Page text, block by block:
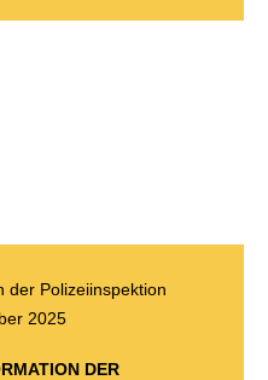
der Polizeiinspektion
2025
DER